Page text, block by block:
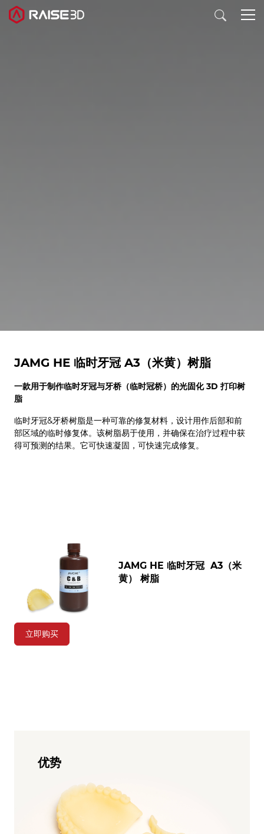
JAMG HE 临时牙冠 A3（米黄）树脂
一款用于制作临时牙冠与牙桥（临时冠桥）的光固化 3D 打印树
脂
临时牙冠&牙桥树脂是一种可靠的修复材料，设计用作后部和前
部区域的临时修复体。该树脂易于使用，并确保在治疗过程中获
得可预测的结果。它可快速凝固，可快速完成修复。
JAMG HE 临时牙冠 A3（米
黄） 树脂
立即购买
优势